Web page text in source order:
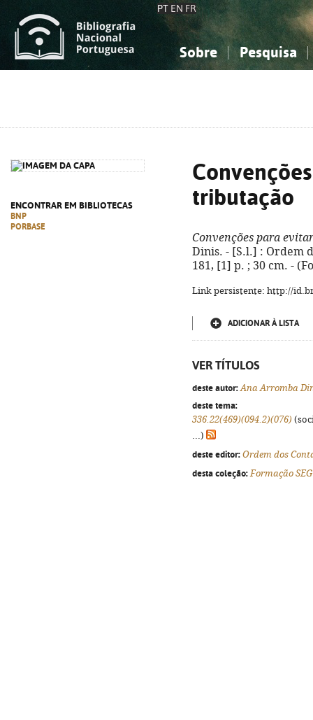
PT EN FR
Sobre Pesquisa
ENCONTRAR EM BIBLIOTECAS
BNP
PORBASE
tributação
Convenções para
Dinis. - [S.l.] : Ordem
181, [1] p. ; 30 cm. -
Link persistente: http://
ADICIONAR À LISTA
VER TÍTULOS
deste autor: Ana Arromba
deste tema:
336.22(469)(094.2)(076)
...)
deste editor: Ordem dos
desta coleção: Formação SEG